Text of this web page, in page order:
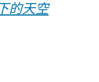
的天空